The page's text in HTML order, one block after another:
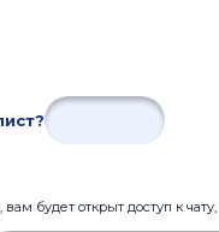
будет открыт доступ к